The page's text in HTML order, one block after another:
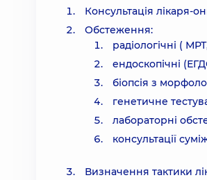
Консультація лікаря-
Обстеження:
радіологічні (
ендоскопічні
біопсія з
генетичне
лабораторні
консультації
Визначення тактики